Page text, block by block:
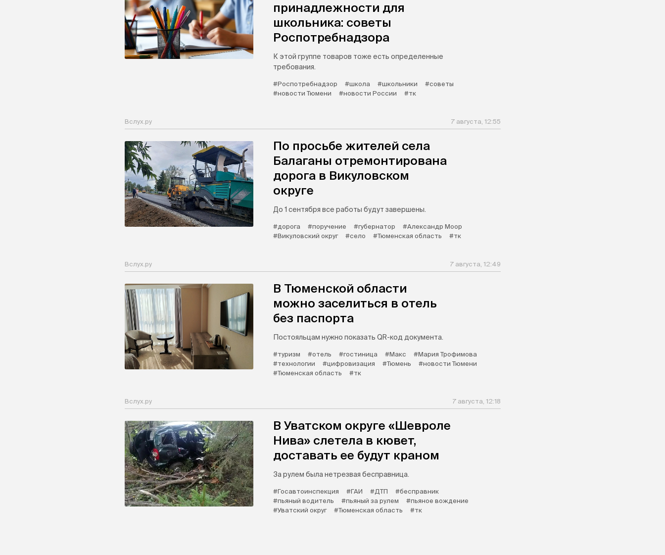
принадлежности для
школьника: советы
Роспотребнадзора
К этой группе товаров тоже есть определенные
требования.
#Роспотребнадзор #школа #школьники
#советы
#новости Тюмени
#новости России #тк
Вслух.ру 7 августа, 12:55
По просьбе жителей села
Балаганы отремонтирована
дорога в Викуловском
округе
До 1 сентября все работы будут завершены.
#дорога #поручение #губернатор
#Александр Моор
#Викуловский округ
#село #Тюменская область #тк
Вслух.ру 7 августа, 12:49
В Тюменской области
можно заселиться в отель
без паспорта
Постояльцам нужно показать QR-код документа.
#туризм #отель #гостиница #Макс
#Мария Трофимова
#технологии
#цифровизация #Тюмень
#новости Тюмени
#Тюменская область
#тк
Вслух.ру 7 августа, 12:18
В Уватском округе «Шевроле
Нива» слетела в кювет,
доставать ее будут краном
За рулем была нетрезвая бесправница.
#Госавтоинспекция #ГАИ #ДТП
#бесправник
#пьяный водитель
#пьяный за рулем
#пьяное вождение
#Уватский округ
#Тюменская область #тк